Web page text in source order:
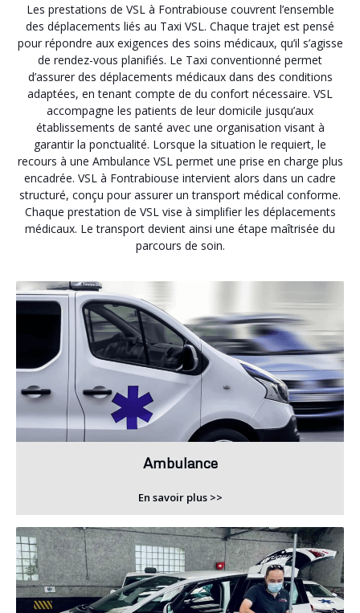
Les prestations de VSL à Fontrabiouse couvrent l’ensemble
des déplacements liés au Taxi VSL. Chaque trajet est pensé
pour répondre aux exigences des soins médicaux, qu’il s’agisse
de rendez-vous planifiés. Le Taxi conventionné permet
d’assurer des déplacements médicaux dans des conditions
adaptées, en tenant compte de du confort nécessaire. VSL
accompagne les patients de leur domicile jusqu’aux
établissements de santé avec une organisation visant à
garantir la ponctualité. Lorsque la situation le requiert, le
recours à une Ambulance VSL permet une prise en charge plus
encadrée. VSL à Fontrabiouse intervient alors dans un cadre
structuré, conçu pour assurer un transport médical conforme.
Chaque prestation de VSL vise à simplifier les déplacements
médicaux. Le transport devient ainsi une étape maîtrisée du
parcours de soin.
Ambulance
En savoir plus >>